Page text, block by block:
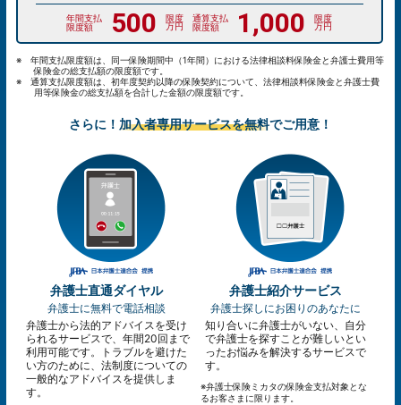
年間支払
限度額
500 万円
通算支払
限度額
1,000 万円
※ 年間支払限度額は、同一保険期間中（1年間）における法律相談料保険金と弁護士費用等
保険金の総支払額の限度額です。
※ 通算支払限度額は、初年度契約以降の保険契約について、法律相談料保険金と弁護士費
用等保険金の総支払額を合計した金額の限度額です。
さらに！ 加入者専用サービスを無料でご用意！
弁護士直通ダイヤル
弁護士に無料で電話相談
弁護士から法的アドバイスを受け
られるサービスで、年間20回まで
利用可能です。トラブルを避けた
い方のために、法制度についての
一般的なアドバイスを提供しま
す。
弁護士紹介サービス
弁護士探しにお困りのあなたに
知り合いに弁護士がいない、自分
で弁護士を探すことが難しいとい
ったお悩みを解決するサービスで
す。
※弁護士保険ミカタの保険金支払対象とな
るお客さまに限ります。